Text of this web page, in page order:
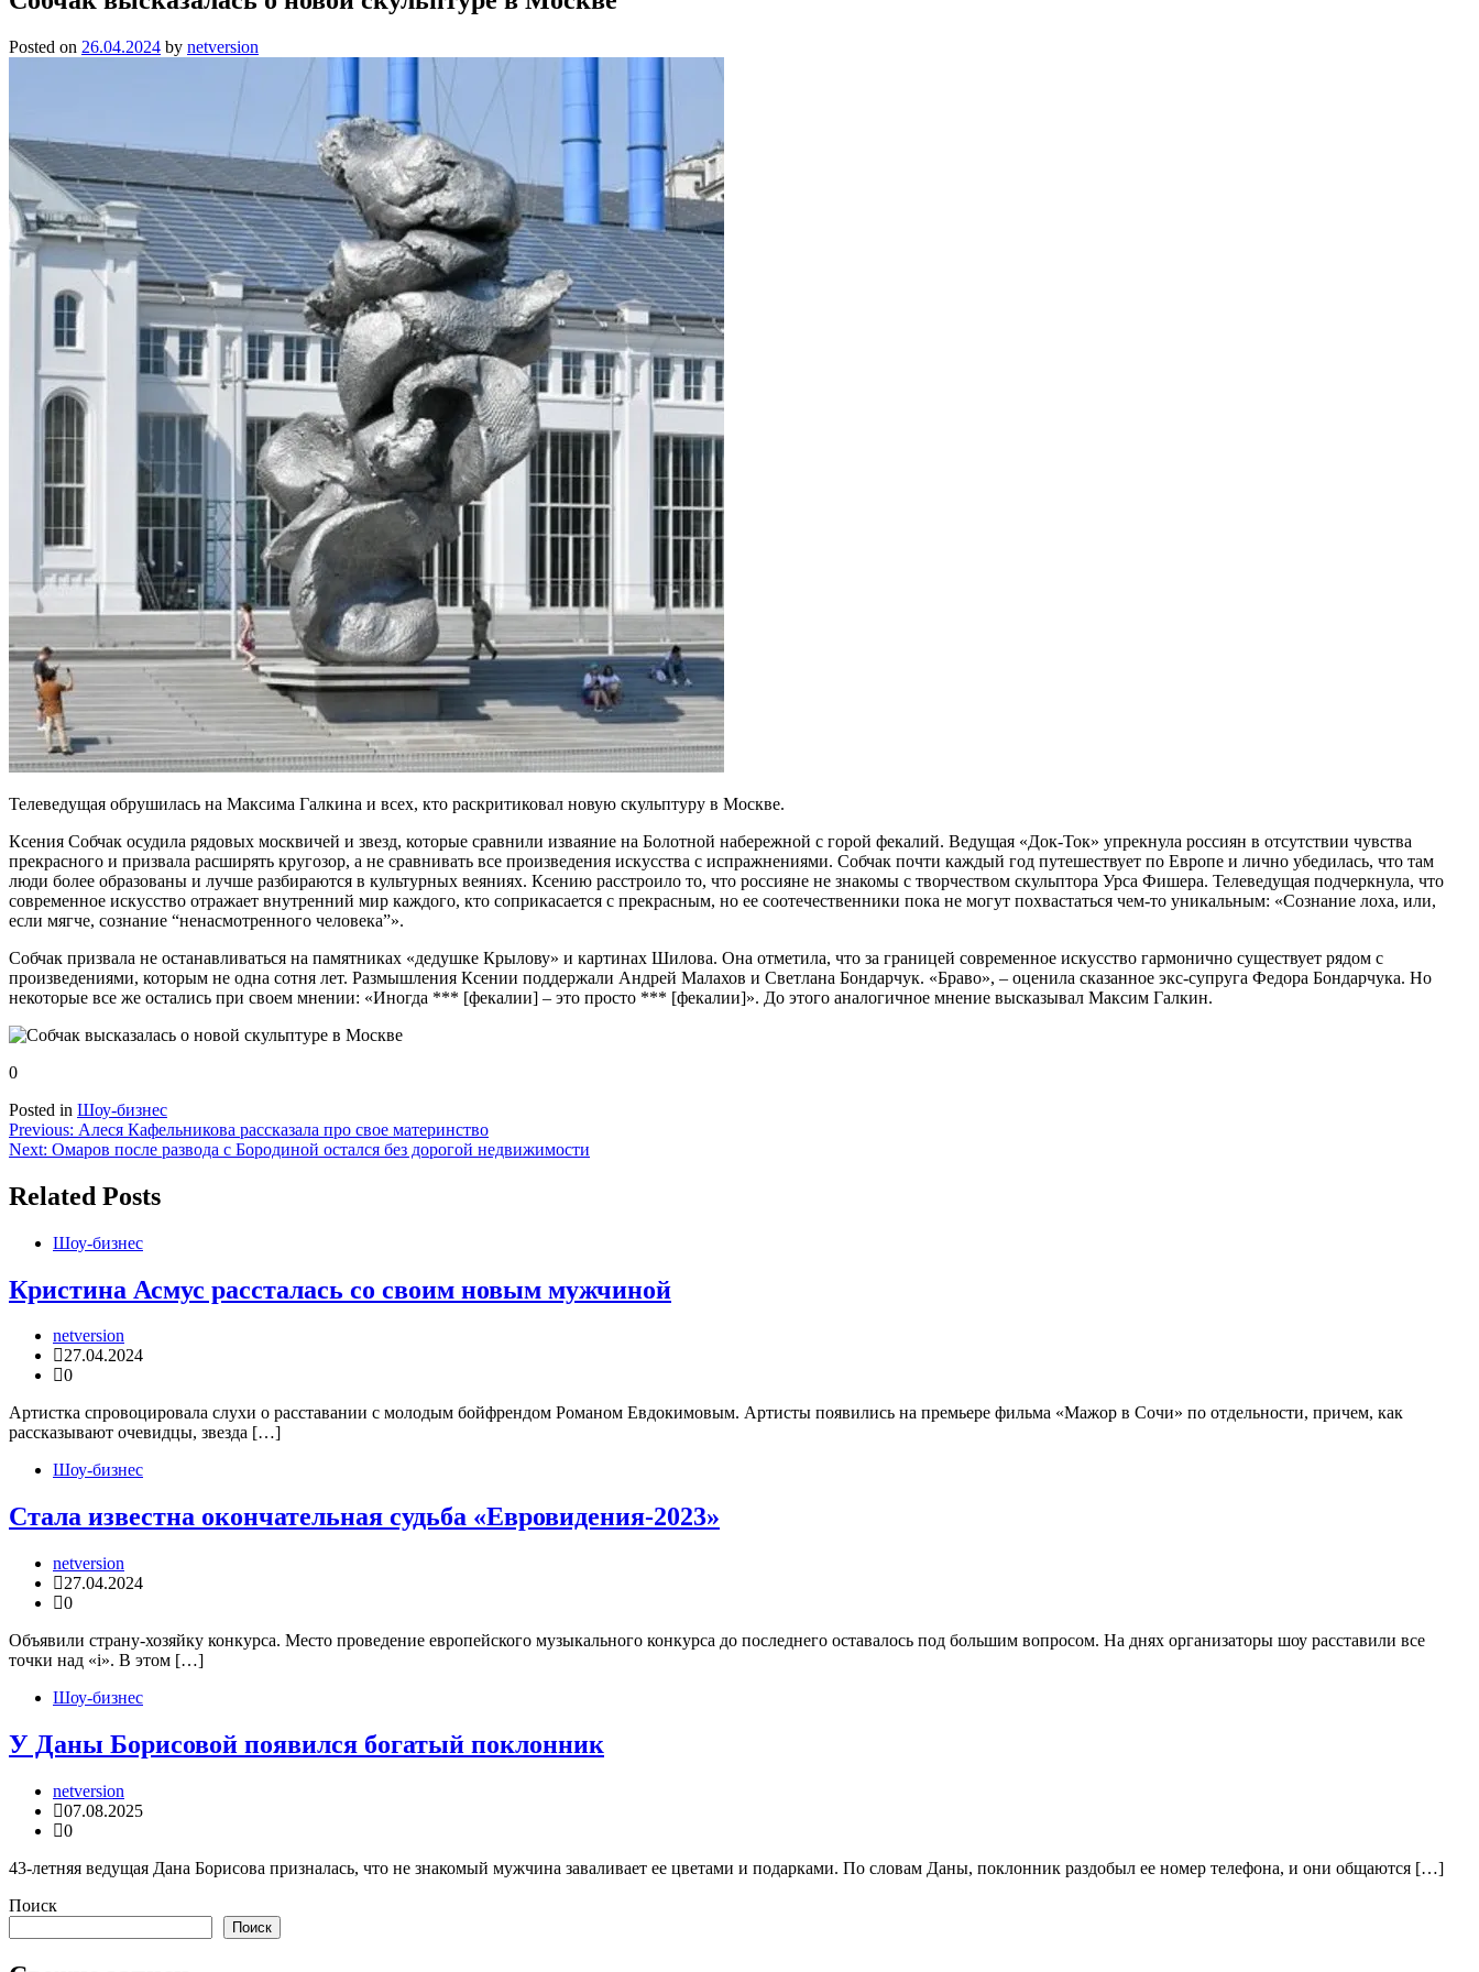
Posted on 26.04.2024 by netversion
Телеведущая обрушилась на Максима Галкина и всех, кто раскритиковал новую скульптуру в Москве.
Ксения Собчак осудила рядовых москвичей и звезд, которые сравнили изваяние на Болотной набережной с горой фекалий. Ведущая «Док-Ток» упрекнула россиян в отсутствии чувства
прекрасного и призвала расширять кругозор, а не сравнивать все произведения искусства с испражнениями. Собчак почти каждый год путешествует по Европе и лично убедилась, что там
люди более образованы и лучше разбираются в культурных веяниях. Ксению расстроило то, что россияне не знакомы с творчеством скульптора Урса Фишера. Телеведущая подчеркнула, что
современное искусство отражает внутренний мир каждого, кто соприкасается с прекрасным, но ее соотечественники пока не могут похвастаться чем-то уникальным: «Сознание лоха, или,
если мягче, сознание “ненасмотренного человека”».
Собчак призвала не останавливаться на памятниках «дедушке Крылову» и картинах Шилова. Она отметила, что за границей современное искусство гармонично существует рядом с
произведениями, которым не одна сотня лет. Размышления Ксении поддержали Андрей Малахов и Светлана Бондарчук. «Браво», – оценила сказанное экс-супруга Федора Бондарчука. Но
некоторые все же остались при своем мнении: «Иногда *** [фекалии] – это просто *** [фекалии]». До этого аналогичное мнение высказывал Максим Галкин.
0
Posted in Шоу-бизнес
Навигация
по
записям
Previous: Алеся Кафельникова рассказала про свое материнство
Next: Омаров после развода с Бородиной остался без дорогой недвижимости
Related Posts
Шоу-бизнес
Кристина Асмус рассталась со своим новым мужчиной
netversion
27.04.2024
0
Артистка спровоцировала слухи о расставании с молодым бойфрендом Романом Евдокимовым. Артисты появились на премьере фильма «Мажор в Сочи» по отдельности, причем, как
рассказывают очевидцы, звезда […]
Шоу-бизнес
Стала известна окончательная судьба «Евровидения-2023»
netversion
27.04.2024
0
Объявили страну-хозяйку конкурса. Место проведение европейского музыкального конкурса до последнего оставалось под большим вопросом. На днях организаторы шоу расставили все
точки над «i». В этом […]
Шоу-бизнес
У Даны Борисовой появился богатый поклонник
netversion
07.08.2025
0
43-летняя ведущая Дана Борисова призналась, что не знакомый мужчина заваливает ее цветами и подарками. По словам Даны, поклонник раздобыл ее номер телефона, и они общаются […]
Поиск
Поиск